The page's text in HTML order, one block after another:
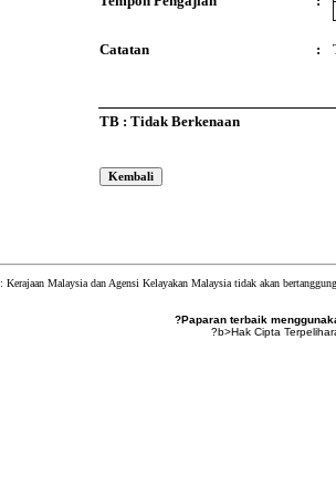
Catatan :
TB : Tidak Berkenaan
: Kerajaan Malaysia dan Agensi Kelayakan Malaysia tidak akan
?Paparan terbaik
?b>Hak Cipta